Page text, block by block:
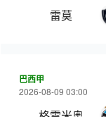
雷莫
巴西甲
2026-08-09 03:00